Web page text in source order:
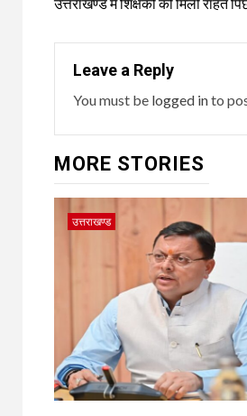
navigation
Leave a Reply
You must be logged into
MORE STORIES
उत्तराखण्ड